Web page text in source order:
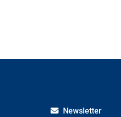
Newsletter